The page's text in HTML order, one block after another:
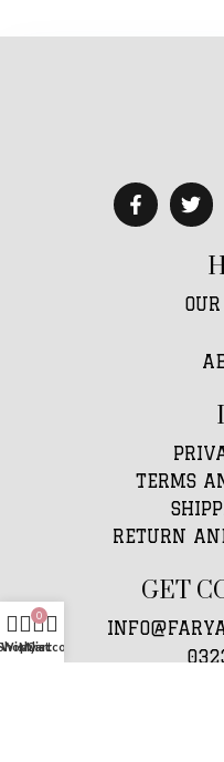
TERMS
RETURN
GET
Wishlist
0
Cart
My account